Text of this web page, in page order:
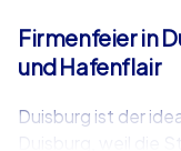
1,5-3,0 h
Firmenfeier in
und Hafenflair
Duisburg ist der